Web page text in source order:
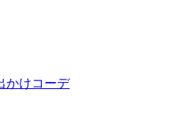
かけコーデ